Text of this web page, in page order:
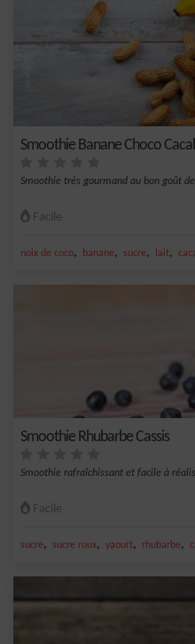
Smoothie Banane Choco
Smoothie très gourmand au bon goût
Facile
noix de coco, banane, sucre, lait,
Smoothie Rhubarbe Cassis
Smoothie rafraîchissant et facile à
Facile
sucre, sucre roux, yaourt, rhubarbe,